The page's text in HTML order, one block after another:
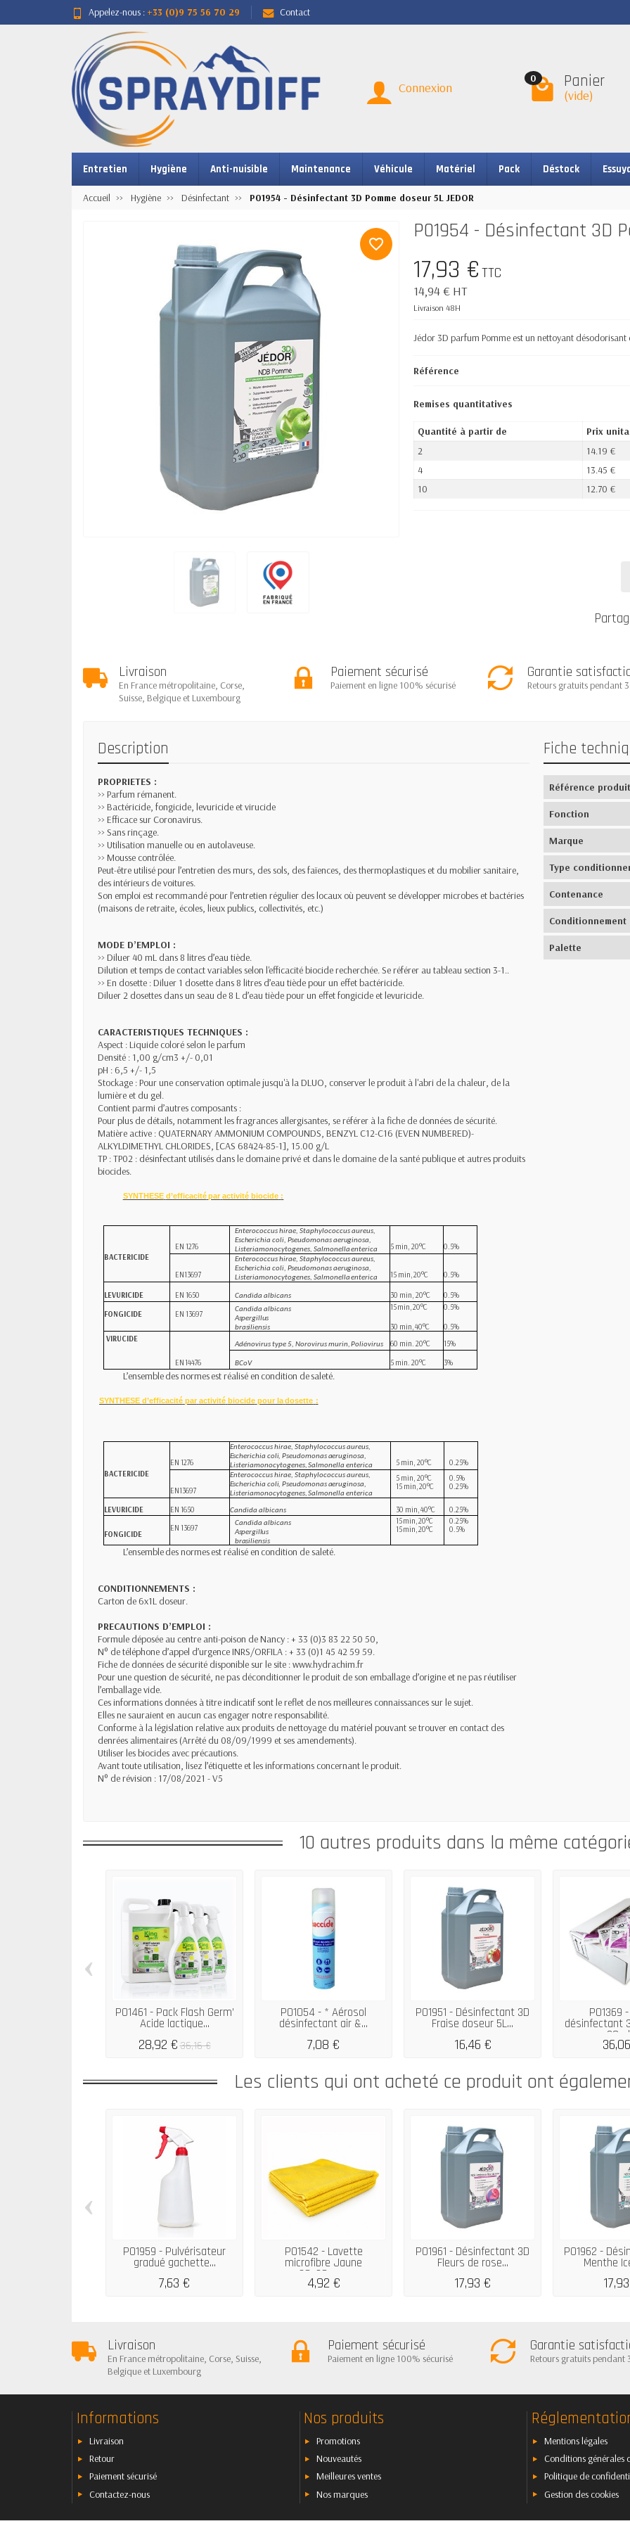
Appelez-nous : +33 (0)9 75 56 70 29 Contact
Connexion
0 Panier
(vide)
Entretien Hygiène Anti-nuisible Maintenance Véhicule Matériel Pack Déstock
Accueil Hygiène Désinfectant P01954 - Désinfectant 3D Pomme doseur 5L JEDOR
favorite_border
P01954 - Désinfectant 3D
17,93 €TTC
14,94 € HT
Livraison 48H
Jédor 3D parfum Pomme est un nettoyant
Référence
Remises quantitatives
Quantité à partir de
Prix
2
14.19 €
4
13.45 €
10
12.70 €
Livraison
En France métropolitaine, Corse,
Suisse, Belgique et Luxembourg
Paiement sécurisé
Paiement en ligne 100% sécurisé
Garantie
Retours gratuits pendant
Description
PROPRIETES :
>> Parfum rémanent.
>> Bactéricide, fongicide, levuricide et virucide
>> Efficace sur Coronavirus.
>> Sans rinçage.
>> Utilisation manuelle ou en autolaveuse.
>> Mousse contrôlée.
Peut-être utilisé pour l’entretien des murs, des sols, des faïences, des thermoplastiques et du mobilier sanitaire,
des intérieurs de voitures.
Son emploi est recommandé pour l’entretien régulier des locaux où peuvent se développer microbes et bactéries
(maisons de retraite, écoles, lieux publics, collectivités, etc.)
MODE D’EMPLOI :
>> Diluer 40 mL dans 8 litres d’eau tiède.
Dilution et temps de contact variables selon l'efficacité biocide recherchée. Se référer au tableau section 3-1..
>> En dosette : Diluer 1 dosette dans 8 litres d’eau tiède pour un effet bactéricide.
Diluer 2 dosettes dans un seau de 8 L d’eau tiède pour un effet fongicide et levuricide.
CARACTERISTIQUES TECHNIQUES :
Aspect : Liquide coloré selon le parfum
Densité : 1,00 g/cm3 +/- 0,01
pH : 6,5 +/- 1,5
Stockage : Pour une conservation optimale jusqu'à la DLUO, conserver le produit à l'abri de la chaleur, de la
lumière et du gel.
Contient parmi d’autres composants :
Pour plus de détails, notamment les fragrances allergisantes, se référer à la fiche de données de sécurité.
Matière active : QUATERNARY AMMONIUM COMPOUNDS, BENZYL C12-C16 (EVEN NUMBERED)-
ALKYLDIMETHYL CHLORIDES, [CAS 68424-85-1], 15.00 g/L
TP : TP02 : désinfectant utilisés dans le domaine privé et dans le domaine de la santé publique et autres produits
biocides.
SYNTHESE d’efficacité par activité biocide :
BACTERICIDE
EN 1276
Enterococcus hirae, Staphylococcus aureus,
Escherichia coli, Pseudomonas aeruginosa,
Listeriamonocytogenes, Salmonella enterica 5 min, 20°C 0 5%
EN13697
Enterococcus hirae, Staphylococcus aureus,
Escherichia coli, Pseudomonas aeruginosa,
Listeriamonocytogenes, Salmonella enterica 15 min, 20°C 0 5%
LEVURICIDE EN 1650 Candida albicans 30 min, 20°C 0.5%
FONGICIDE
EN 13697
Candida albicans
Aspergillus
brasiliensis
15min,20°C
30 min,40°C
0.5%
0.5%
VIRUCIDE
EN14476
Adénovirus type 5, Norovirus murin, Poliovirus 60 min. 20°C 15%
BCoV 5 min. 20°C 3%
L’ensembledesnormesestréalisé en condition desaleté.
SYNTHESE d’efficacité par activité biocide pour la dosette :
BACTERICIDE
EN 1276
Enterococcus hirae, Staphylococcus aureus,
Escherichia coli, Pseudomonas aeruginosa,
Listeriamonocytogenes, Salmonella enterica 5 min, 20°C 0 25%
EN13697
Enterococcus hirae, Staphylococcus aureus,
Escherichia coli, Pseudomonas aeruginosa,
Listeriamonocytogenes, Salmonella enterica
5 min, 20°C
15 min,20°C
0.5%
0.25%
LEVURICIDE EN 1650 Candida albicans 30 min,40°C 0.25%
FONGICIDE
EN 13697
Candida albicans
Aspergillus
brasiliensis
15min,20°C
15min,20°C
0.25%
0.5%
L’ensembledesnormesestréalisé en condition de saleté.
CONDITIONNEMENTS :
Carton de 6x1L doseur.
PRECAUTIONS D’EMPLOI :
Formule déposée au centre anti-poison de Nancy : + 33 (0)3 83 22 50 50,
N° de téléphone d’appel d’urgence INRS/ORFILA : + 33 (0)1 45 42 59 59.
Fiche de données de sécurité disponible sur le site : www.hydrachim.fr
Pour une question de sécurité, ne pas déconditionner le produit de son emballage d’origine et ne pas réutiliser
l’emballage vide.
Ces informations données à titre indicatif sont le reflet de nos meilleures connaissances sur le sujet.
Elles ne sauraient en aucun cas engager notre responsabilité.
Conforme à la législation relative aux produits de nettoyage du matériel pouvant se trouver en contact des
denrées alimentaires (Arrêté du 08/09/1999 et ses amendements).
Utiliser les biocides avec précautions.
Avant toute utilisation, lisez l’étiquette et les informations concernant le produit.
N° de révision : 17/08/2021 - V5
Fiche
Référence produit
Fonction
Marque
Type
Contenance
Conditionnement
Palette
10 autres produits dans la même
P01461 - Pack Flash Germ’
Acide lactique...
28,92 €36,16 €
P01054 - * Aérosol
désinfectant air &...
7,08 €
P01951 - Désinfectant 3D
Fraise doseur 5L...
16,46 €
P01369
désinfectant
‹
Les clients qui ont acheté ce produit ont
P01959 - Pulvérisateur
gradué gachette...
7,63 €
P01542 - Lavette
microfibre Jaune
38x38cm...
4,92 €
P01961 - Désinfectant 3D
Fleurs de rose...
17,93 €
P01962 -
Menthe
‹
Livraison
En France métropolitaine, Corse, Suisse,
Belgique et Luxembourg
Paiement sécurisé
Paiement en ligne 100% sécurisé
Garantie
Retours gratuits pendant
Informations
Livraison
Retour
Paiement sécurisé
Contactez-nous
Nos produits
Promotions
Nouveautés
Meilleures ventes
Nos marques
Mentions légales
Conditions générales
Politique de
Gestion des cookies